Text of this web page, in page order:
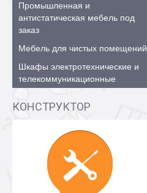
Промышленная и
антистатическая мебель под
заказ
Мебель для чистых помещений
Шкафы электротехнические и
телекоммуникационные
КОНСТРУКТОР